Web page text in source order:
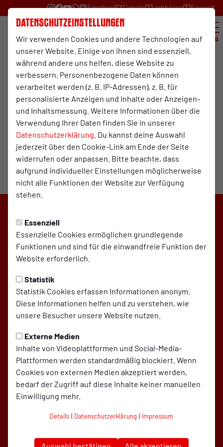
Datenschutzeinstellungen
Wir verwenden Cookies und andere Technologien auf
unserer Website. Einige von ihnen sind essenziell,
während andere uns helfen, diese Website zu
verbessern. Personenbezogene Daten können
verarbeitet werden (z. B. IP-Adressen), z. B. für
personalisierte Anzeigen und Inhalte oder Anzeigen-
und Inhaltsmessung. Weitere Informationen über die
Verwendung Ihrer Daten finden Sie in unserer
Datenschutzerklärung . Du kannst deine Auswahl
jederzeit über den Cookie-Link am Ende der Seite
widerrufen oder anpassen. Bitte beachte, dass
aufgrund individueller Einstellungen möglicherweise
nicht alle Funktionen der Website zur Verfügung
stehen.
Essenziell
Essenzielle Cookies ermöglichen grundlegende
Funktionen und sind für die einwandfreie Funktion der
Website erforderlich.
Statistik
Statistik Cookies erfassen Informationen anonym.
Diese Informationen helfen und zu verstehen, wie
unsere Besucher unsere Website nutzen.
Externe Medien
Inhalte von Videoplattformen und Social-Media-
Plattformen werden standardmäßig blockiert. Wenn
Cookies von externen Medien akzeptiert werden,
bedarf der Zugriff auf diese Inhalte keiner manuellen
Einwilligung mehr.
Details | Datenschutzerklärung | Impressum
Fanshop Tickets Jobbörse Fanwelt
Menü
Stadionplan
SC Rot-Weiß Oberhausen auf Social Media folgen